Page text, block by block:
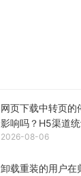
网页下载中转页的
影响吗？H5渠道
2026-08-06
卸载重装的用户在